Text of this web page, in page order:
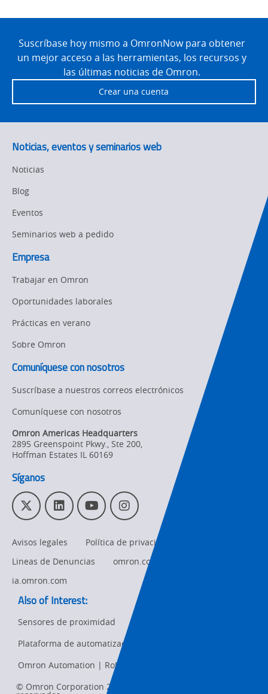
Technical
Traceability
Product Launches
Strategic Business
Updates
Other
Pricing
Chain/Demand
FooterSuscríbase hoy mismo a OmronNow para obtener
un mejor acceso a las herramientas, los recursos y
las últimas noticias de Omron.
Crear una cuenta
Noticias, eventos y seminarios web
Noticias
Blog
Eventos
Seminarios web a pedido
Empresa
Trabajar en Omron
Oportunidades laborales
Prácticas en verano
Sobre Omron
Comuníquese con nosotros
Suscríbase a nuestros correos electrónicos
Comuníquese con nosotros
Omron Americas Headquarters
2895 Greenspoint Pkwy., Ste 200,
Hoffman Estates IL 60169
Síganos
T
w
t
t
r
L
i
k
e
I
n
Y
o
u
T
u
I
n
t
a
m
Avisos legales
Política de privacidad
Lineas de Denuncias
omron.com
ia.omron.com
Also of Interest:
Sensores de proximidad
Plataforma de automatización Sysmac
Omron Automation | Robot Safety Services
© Omron Corporation 2026. Todos los derechos